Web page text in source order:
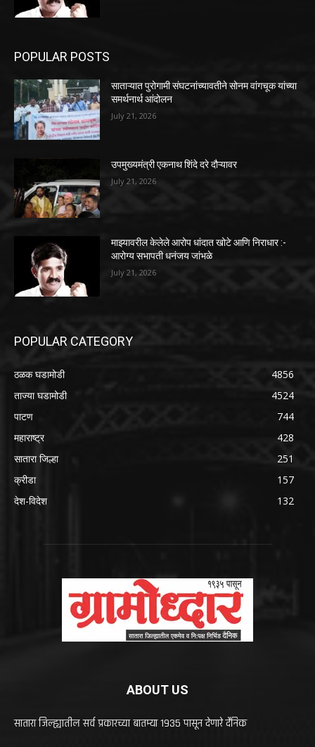
POPULAR POSTS
साताऱ्यात पुरोगामी संघटनांच्यावतीने सोनम वांगचूक यांच्या
समर्थनार्थ आंदोलन
July 21, 2026
उपमुख्यमंत्री एकनाथ शिंदे दरे दौऱ्यावर
July 21, 2026
माझ्यावरील केलेले आरोप धांदात खोटे आणि निराधार :-
आरोग्य सभापती धनंजय जांभळे
July 21, 2026
POPULAR CATEGORY
ठळक घडामोडी
4856
ताज्या घडामोडी
4524
पाटण
744
महाराष्ट्र
428
सातारा जिल्हा
251
क्रीडा
157
देश-विदेश
132
ABOUT US
सातारा जिल्ह्यातील सर्व प्रकारच्या बातम्या 1935 पासून देणारे दैनिक